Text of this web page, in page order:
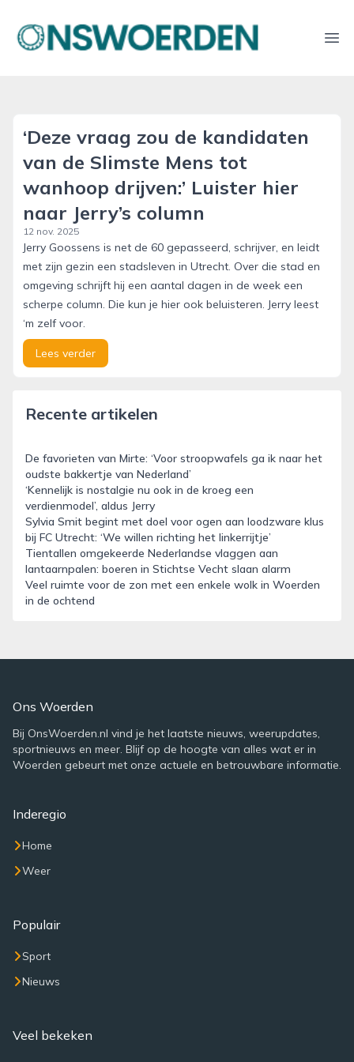
onswoerden.nl
‘Deze vraag zou de kandidaten
van de Slimste Mens tot
wanhoop drijven:’ Luister hier
naar Jerry’s column
12 nov. 2025
Jerry Goossens is net de 60 gepasseerd, schrijver, en leidt
met zijn gezin een stadsleven in Utrecht. Over die stad en
omgeving schrijft hij een aantal dagen in de week een
scherpe column. Die kun je hier ook beluisteren. Jerry leest
‘m zelf voor.
Lees verder
Recente artikelen
De favorieten van Mirte: ‘Voor stroopwafels ga ik naar het
oudste bakkertje van Nederland’
‘Kennelijk is nostalgie nu ook in de kroeg een
verdienmodel’, aldus Jerry
Sylvia Smit begint met doel voor ogen aan loodzware klus
bij FC Utrecht: ‘We willen richting het linkerrijtje’
Tientallen omgekeerde Nederlandse vlaggen aan
lantaarnpalen: boeren in Stichtse Vecht slaan alarm
Veel ruimte voor de zon met een enkele wolk in Woerden
in de ochtend
Ons Woerden
Bij OnsWoerden.nl vind je het laatste nieuws, weerupdates,
sportnieuws en meer. Blijf op de hoogte van alles wat er in
Woerden gebeurt met onze actuele en betrouwbare informatie.
Inderegio
Home
Weer
Populair
Sport
Nieuws
Veel bekeken